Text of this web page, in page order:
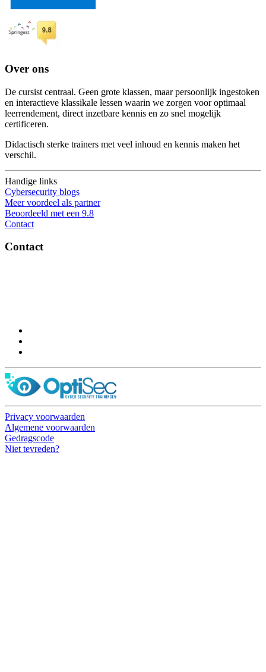
Over ons
De cursist centraal. Geen grote klassen, maar persoonlijk ingestoken
en interactieve klassikale lessen waarin we zorgen voor optimaal
leerrendement, direct inzetbare kennis en zo snel mogelijk
certificeren.
Didactisch sterke trainers met veel inhoud en kennis maken het
verschil.
Handige links
Cybersecurity blogs
Meer voordeel als partner
Beoordeeld met een 9.8
Contact
Contact
Privacy voorwaarden
Algemene voorwaarden
Gedragscode
Niet tevreden?